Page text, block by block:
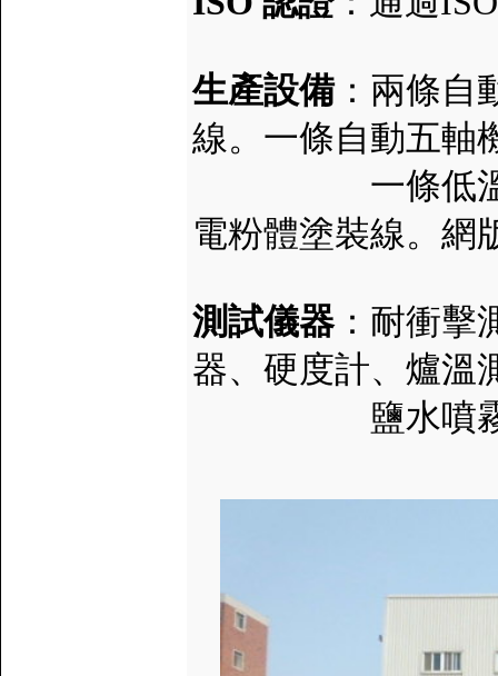
生產設備：兩條自
線。一條自動五軸
一條低溫塗裝
電粉體塗裝線。網
測試儀器：耐衝擊
器、硬度計、爐溫
鹽水噴霧機